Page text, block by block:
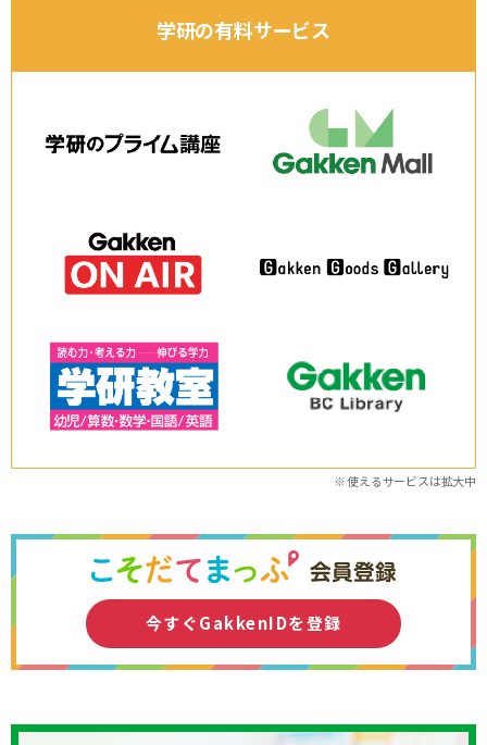
学研の有料サービス
※ 使えるサービスは拡⼤中
今すぐGakkenIDを登録